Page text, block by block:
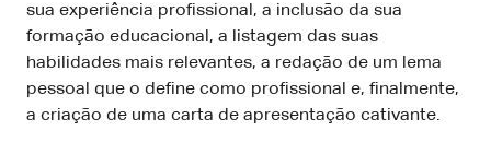
sua experiência profissional, a inclusão da sua
formação educacional, a listagem das suas
habilidades mais relevantes, a redação de um lema
pessoal que o define como profissional e, finalmente,
a criação de uma carta de apresentação cativante.